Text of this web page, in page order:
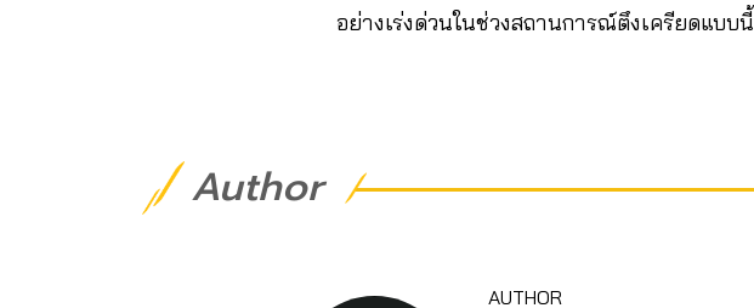
อย่างเร่งด่วนในช่วงสถานการณ์ตึงเครียดแบบนี้
Author
AUTHOR